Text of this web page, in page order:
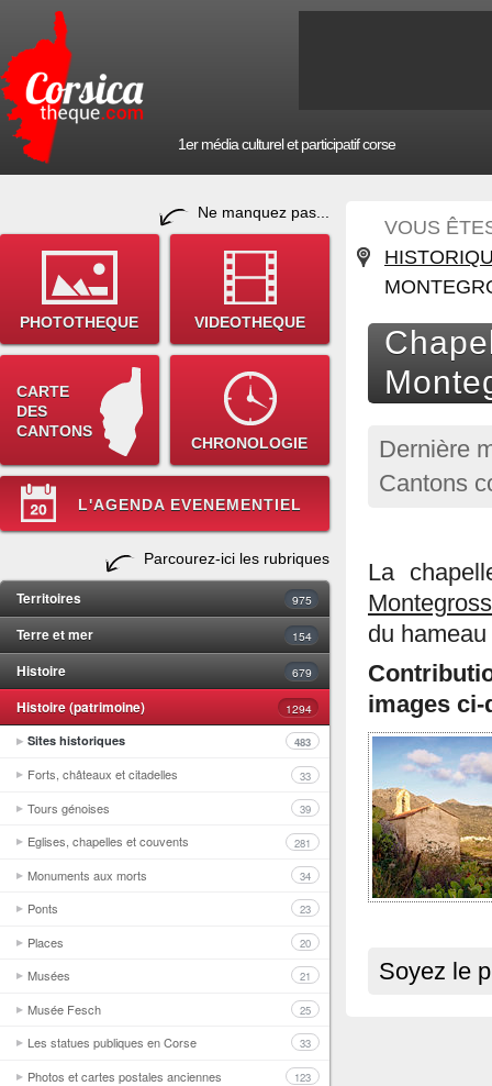
1er média culturel et participatif corse
Ne manquez pas...
PHOTOTHEQUE VIDEOTHEQUE
CARTE
DES
CANTONS
CHRONOLOGIE
L'AGENDA EVENEMENTIEL
Parcourez-ici les rubriques
Territoires 975
Terre et mer 154
Histoire 679
Histoire (patrimoine)
1294
Sites historiques
483
Forts, châteaux et citadelles 33
Tours génoises 39
Eglises, chapelles et couvents 281
Monuments aux morts 34
Ponts 23
Places 20
Musées 21
Musée Fesch 25
Les statues publiques en Corse 33
Photos et cartes postales anciennes 123
VOUS
Dernière
Cantons
La
du
images
Soyez le